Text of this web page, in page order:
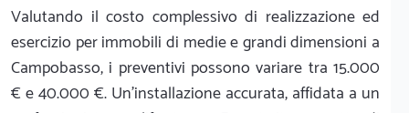
Valutando il costo complessivo di realizzazione ed
esercizio per immobili di medie e grandi dimensioni a
Campobasso, i preventivi possono variare tra 15.000
€ e 40.000 €. Un'installazione accurata, affidata a un